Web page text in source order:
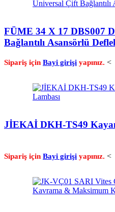
FÜME 34 X 17 DBS007
Bağlantılı Asansörlü
Sipariş için Bayi girişi yapınız. <
JİEKAİ DKH-TS49
Sipariş için Bayi girişi yapınız. <